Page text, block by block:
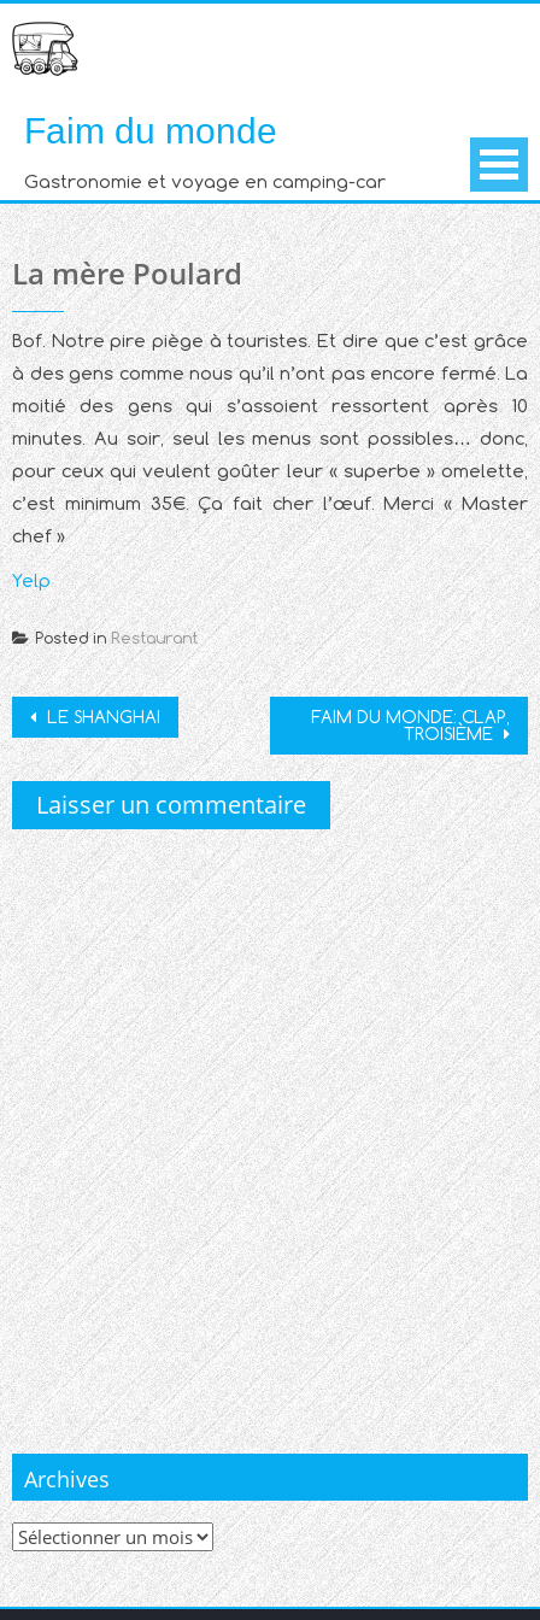
to
content
Faim du monde
Gastronomie et voyage en camping-car
La mère Poulard
Bof. Notre pire piège à touristes. Et dire que c’est grâce
à des gens comme nous qu’il n’ont pas encore fermé. La
moitié des gens qui s’assoient ressortent après 10
minutes. Au soir, seul les menus sont possibles… donc,
pour ceux qui veulent goûter leur « superbe » omelette,
c’est minimum 35€. Ça fait cher l’œuf. Merci « Master
chef »
Yelp
Posted inRestaurant
Post
navigation
LE SHANGHAI
FAIM DU MONDE: CLAP,
TROISIÈME
Laisser un commentaire
Archives
Archives